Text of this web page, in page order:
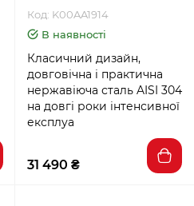
Код: K00AA1914
В наявності
Класичний дизайн,
довговічна і практична
нержавіюча сталь AISI 304
на довгі роки інтенсивної
експлуа
31 490 ₴